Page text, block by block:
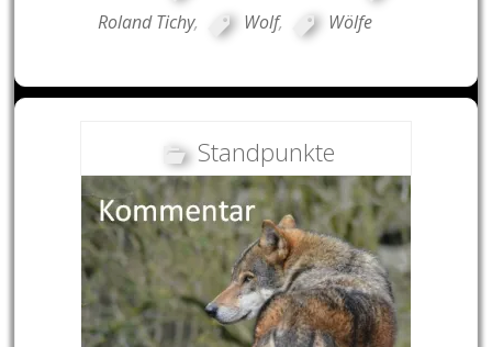
Roland Tichy, Wolf, Wölfe
Standpunkte